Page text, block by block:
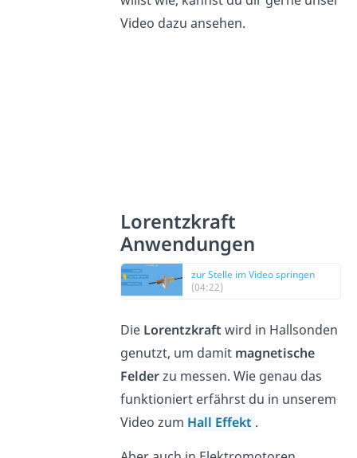
Video dazu ansehen.
Lorentzkraft
Anwendungen
zur Stelle im Video springen
(04:22)
Die Lorentzkraft wird in Hallsonden
genutzt, um damit magnetische
Felderzu messen. Wie genau das
funktioniert erfährst du in unserem
Video zum Hall Effekt .